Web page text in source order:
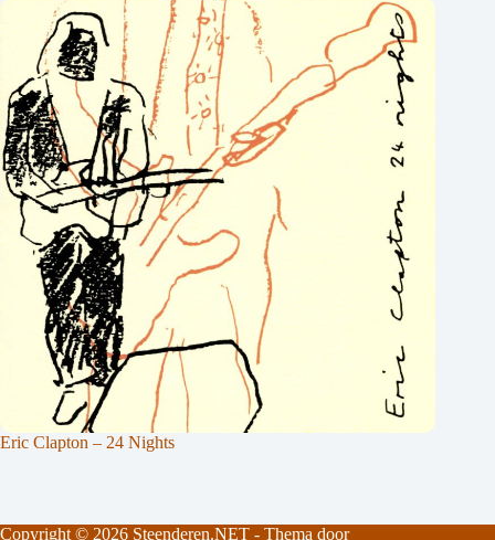
Eric Clapton – 24 Nights
Copyright © 2026 Steenderen.NET - Thema door